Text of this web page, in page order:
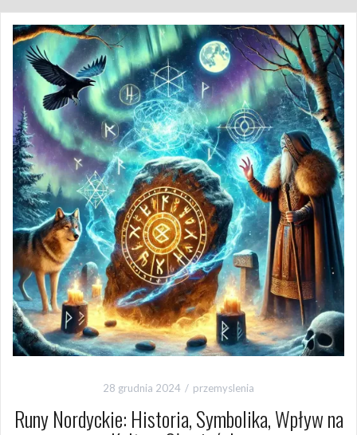
28 grudnia 2024 przemyslenia
Runy Nordyckie: Historia, Symbolika, Wpływ na